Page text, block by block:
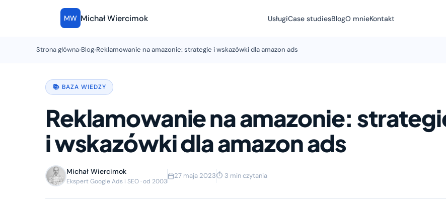
MW Michał Wiercimok UsługiCase studiesBlogO mnieKontakt
Strona główna›Blog›Reklamowanie na amazonie: strategie i wskazówki dla amazon ads
📚 BAZA WIEDZY
Reklamowanie na amazonie:
i wskazówki dla amazon ads
Michał Wiercimok
Ekspert Google Ads i SEO · od 2003
27 maja 2023⏱ 3 min czytania